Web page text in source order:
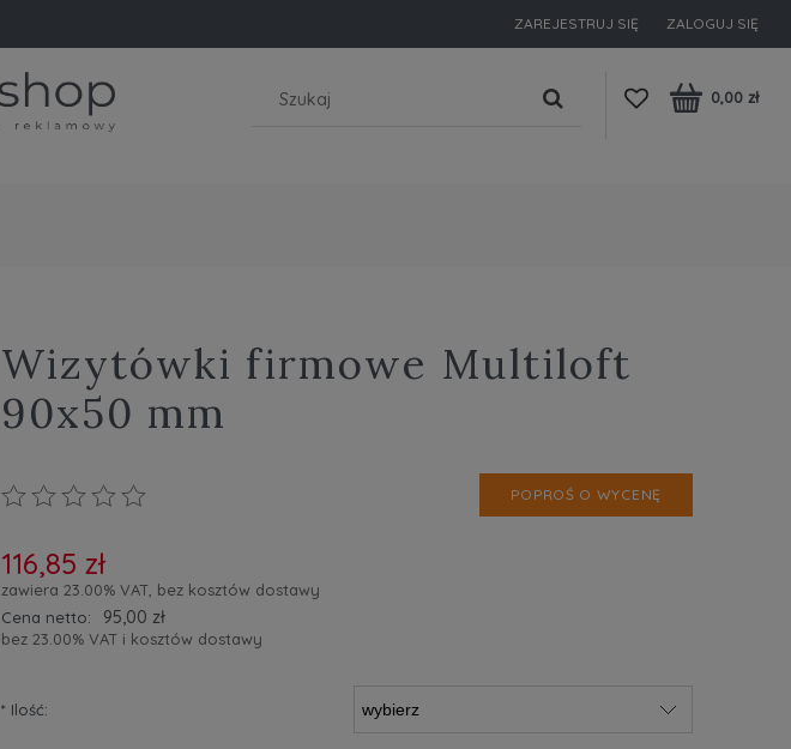
ZAREJESTRUJ SIĘ ZALOGUJ SIĘ
0,00 zł
Wizytówki firmowe Multiloft
90x50 mm
POPROŚ O WYCENĘ
116,85 zł
zawiera 23.00% VAT, bez kosztów dostawy
Cena netto:
95,00 zł
bez 23.00% VAT i kosztów dostawy
* Ilość: